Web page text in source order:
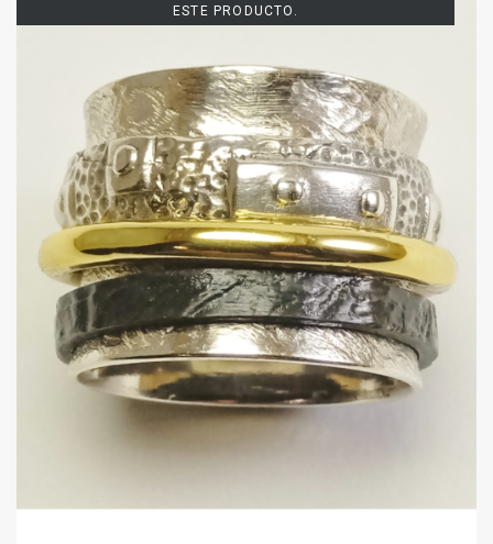
ESTE PRODUCTO.